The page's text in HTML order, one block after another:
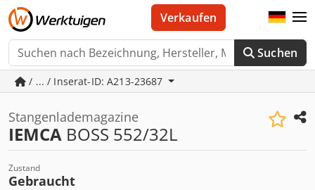
Suchen
Verkaufen
/ ... / Inserat-ID: A213-23687
Stangenlademagazine
IEMCA BOSS 552/32L
Zustand
Gebraucht